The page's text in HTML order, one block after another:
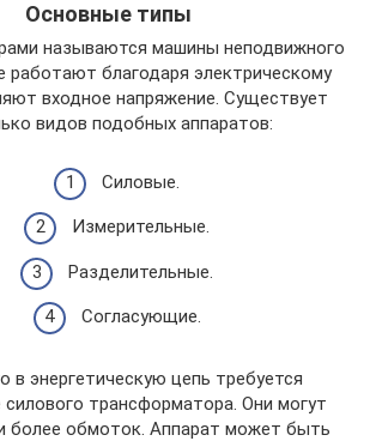
Основные типы
называются машины неподвижного
работают благодаря электрическому
входное напряжение. Существует
видов подобных аппаратов:
Силовые.
Измерительные.
Разделительные.
Согласующие.
в энергетическую цепь требуется
трансформатора. Они могут
более обмоток. Аппарат может быть